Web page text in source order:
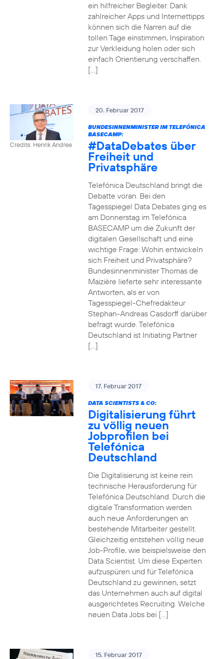
ein hilfreicher Begleiter. Dank
zahlreicher Apps und Internettipps
können sich die Narren auf die
tollen Tage einstimmen, Inspiration
zur Verkleidung holen oder sich
einfach Orientierung verschaffen.
[…]
Credits: Henrik Andree
20. Februar 2017
BUNDESINNENMINISTER IM TELEFÓNICA
BASECAMP:
#DataDebatesüber
Freiheit und
Privatsphäre
Telefónica Deutschland bringt die
Debatte voran. Bei den
Tagesspiegel Data Debates ging es
am Donnerstag im Telefónica
BASECAMP um die Zukunft der
digitalen Gesellschaft und eine
wichtige Frage: Wohin entwickeln
sich Freiheit und Privatsphäre?
Bundesinnenminister Thomas de
Maizière lieferte sehr interessante
Antworten, als er von
Tagesspiegel-Chefredakteur
Stephan-Andreas Casdorff darüber
befragt wurde. Telefónica
Deutschland ist Initiating Partner
[…]
17. Februar 2017
DATA SCIENTISTS & CO:
Digitalisierung führt
zu völlig neuen
Jobprofilen bei
Telefónica
Deutschland
Die Digitalisierung ist keine rein
technische Herausforderung für
Telefónica Deutschland. Durch die
digitale Transformation werden
auch neue Anforderungen an
bestehende Mitarbeiter gestellt.
Gleichzeitig entstehen völlig neue
Job-Profile, wie beispielsweise den
Data Scientist. Um diese Experten
aufzuspüren und für Telefónica
Deutschland zu gewinnen, setzt
das Unternehmen auch auf digital
ausgerichtetes Recruiting. Welche
neuen Data Jobs bei […]
15. Februar 2017